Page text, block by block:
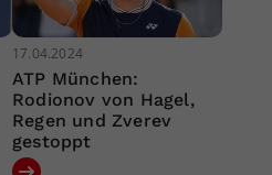
17.04.2024
ATP München:
Rodionov von Hagel,
Regen und Zverev
gestoppt